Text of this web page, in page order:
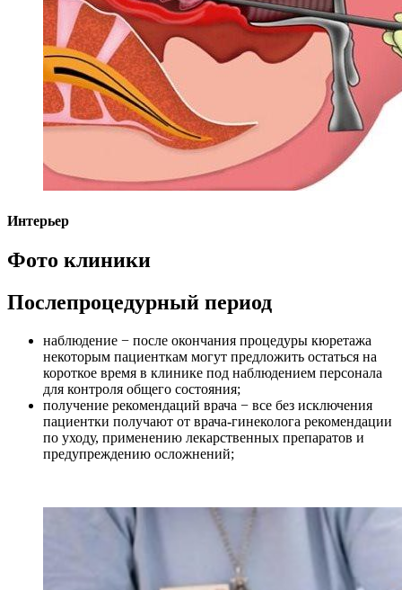
Интерьер
Фото клиники
Послепроцедурный период
наблюдение − после окончания процедуры кюретажа
некоторым пациенткам могут предложить остаться на
короткое время в клинике под наблюдением персонала
для контроля общего состояния;
получение рекомендаций врача − все без исключения
пациентки получают от врача-гинеколога рекомендации
по уходу, применению лекарственных препаратов и
предупреждению осложнений;